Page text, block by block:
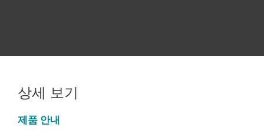
상세 보기
제품 안내